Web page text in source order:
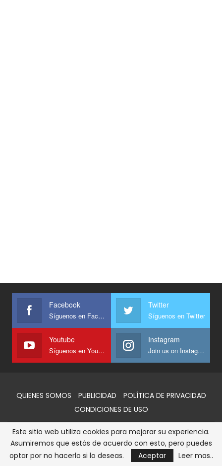
Facebook
Síguenos en Facebook
Twitter
Síguenos en Twitter
Youtube
Síguenos en Youtube
Instagram
Join us on Instagram
QUIENES SOMOS PUBLICIDAD
POLÍTICA DE PRIVACIDAD
CONDICIONES DE USO
© 2026 - AlertaQro. Todos los derechos reservados
Sitio web desarrollado y administrado por:GPO SOCMX
Este sitio web utiliza cookies para mejorar su experiencia.
Asumiremos que estás de acuerdo con esto, pero puedes
optar por no hacerlo si lo deseas.
Aceptar Leer mas..